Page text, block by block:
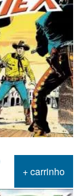
+ carrinho